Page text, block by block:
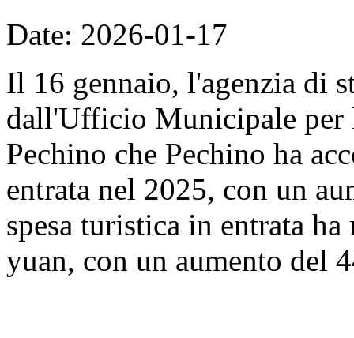
Date: 2026-01-17
Il 16 gennaio, l'agenzia di
dall'Ufficio Municipale per
Pechino che Pechino ha
entrata nel 2025, con un
spesa turistica in entrata
yuan, con un aumento del